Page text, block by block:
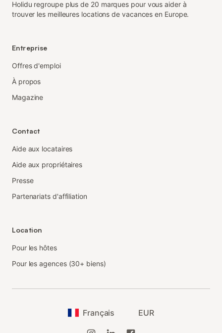
Holidu regroupe plus de 20 marques pour vous aider à
trouver les meilleures locations de vacances en Europe.
Entreprise
Offres d'emploi
À propos
Magazine
Contact
Aide aux locataires
Aide aux propriétaires
Presse
Partenariats d'affiliation
Location
Pour les hôtes
Pour les agences (30+ biens)
Français EUR